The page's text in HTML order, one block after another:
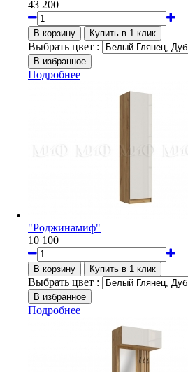
43 200
Выбрать цвет :
Подробнее
"Роджинамиф"
10 100
Выбрать цвет :
Подробнее